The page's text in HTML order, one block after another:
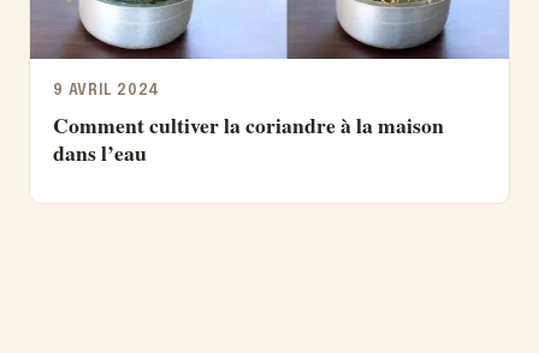
9 AVRIL 2024
Comment cultiver la coriandre à la maison
dans l’eau